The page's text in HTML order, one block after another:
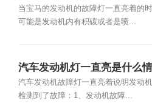
当宝马的发动机的故障灯一直亮着的
可能是发动机内有积碳或者是喷...
汽车发动机灯一直亮是什么
汽车发动机故障灯一直亮着说明发动
检测到了故障：1、发动机故障...